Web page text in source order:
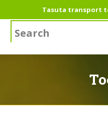
Tasuta transport